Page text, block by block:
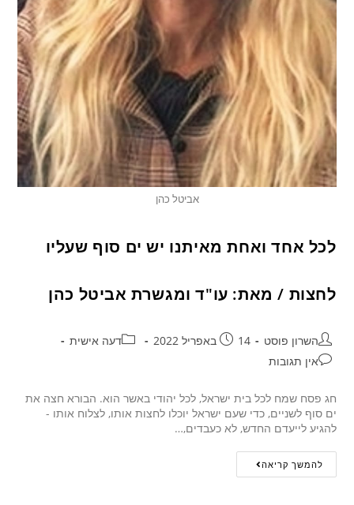
אביטל כהן
לכל אחד ואחת מאיתנו יש ים סוף שעליו
לחצות / מאת: עו"ד ומגשרת אביטל כהן
השרון פוסט 14 באפריל 2022
דעה אישית
אין תגובות
חג פסח שמח לכל בית ישראל, לכל יהודי באשר הוא. הבורא חצה את
ים סוף לשניים, כדי שעם ישראל יוכלו לחצות אותו, לצלוח אותו -
להגיע לייעדם החדש, לא כעבדים,…
להמשך קריאה